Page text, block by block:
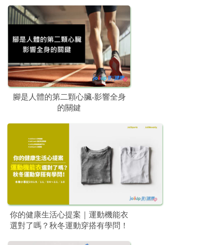
腳是人體的第二顆心臟-影響全身
的關鍵
你的健康生活心提案｜運動機能衣
選對了嗎？秋冬運動穿搭有學問！